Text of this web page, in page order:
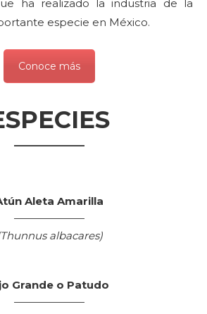
ha realizado la industria de la
especie en México.
Conoce más
Aleta Amarilla
albacares)
Grande o Patudo